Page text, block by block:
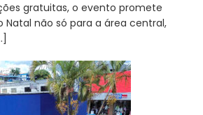
gratuitas, o evento promete
Natal não só para a área central,